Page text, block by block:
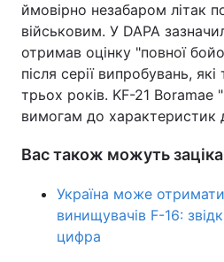
ймовірно незабаром літак
військовим. У DAPA
отримав оцінку "повної
після серії випробувань,
трьох років. KF-21 Boramae
вимогам до характеристик
Вас також можуть
Україна може отримати
винищувачів F-16:
цифра